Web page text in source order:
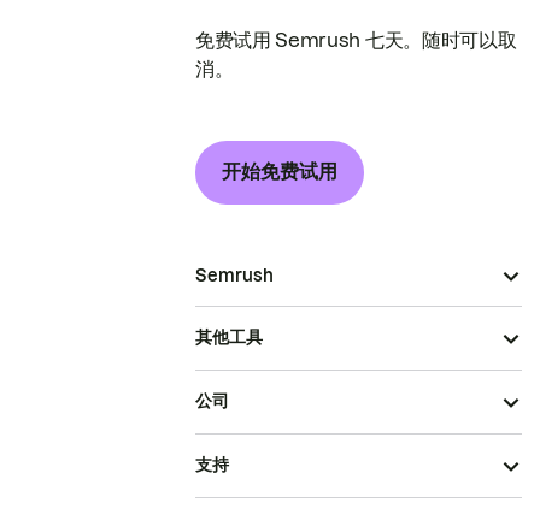
免费试用 Semrush 七天。随时可以取
消。
开始免费试用
Semrush
其他工具
公司
支持